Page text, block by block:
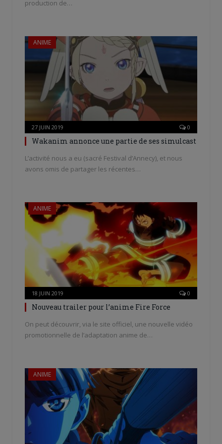
production de…
ANIME
27 JUIN 2019 0
Wakanim annonce une partie de ses simulcast
L’activité nous a eu (sacré Festival d’Annecy), et nous
avons omis de partager les récentes…
ANIME
18 JUIN 2019 0
Nouveau trailer pour l’anime Fire Force
On peut découvrir, via le site officiel, une nouvelle vidéo
promotionnelle de l’adaptation anime de…
ANIME